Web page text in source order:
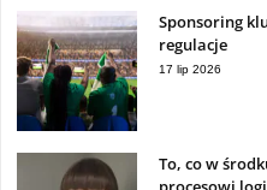
Sponsoring
regulacje
17 lip 2026
To, co w